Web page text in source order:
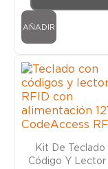
AÑADIR
FUERA DE STOCK
Kit De Teclado
Código Y Lector